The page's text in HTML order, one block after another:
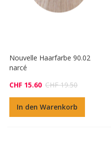
Nouvelle Haarfarbe 90.02
narcé
CHF 15.60 CHF 19.50
In den Warenkorb